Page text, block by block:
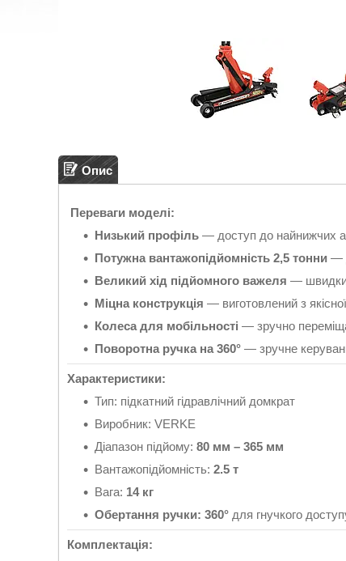
Опис
Переваги моделі:
Низький профіль — доступ до найнижчих
Потужна вантажопідйомність 2,5 тонни —
Великий хід підйомного важеля —
Міцна конструкція — виготовлений з
Колеса для мобільності — зручно
Поворотна ручка на 360° — зручне
Характеристики:
Тип: підкатний гідравлічний домкрат
Виробник: VERKE
Діапазон підйому: 80 мм – 365 мм
Вантажопідйомність: 2.5 т
Вага: 14 кг
Обертання ручки: 360° для гнучкого
Комплектація: